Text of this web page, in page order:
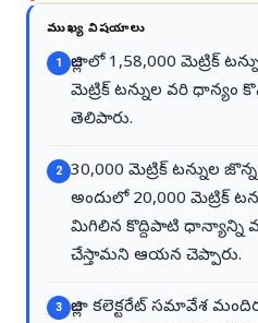
ముఖ్య విషయాలు
1
జిల్లాలో 1,58,000 మెట్రిక్
మెట్రిక్ టన్నుల వరి ధాన్యం
తెలిపారు.
2
30,000 మెట్రిక్ టన్నుల
అందులో 20,000 మెట్రిక్
మిగిలిన కొద్దిపాటి ధాన్యాన్ని
చేస్తామని ఆయన చెప్పారు.
3
జిల్లా కలెక్టరేట్ సమావేశ